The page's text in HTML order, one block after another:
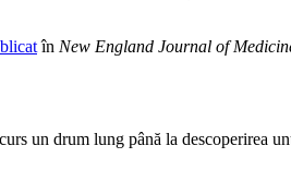
în New England Journal of
un drum lung până la descoperirea